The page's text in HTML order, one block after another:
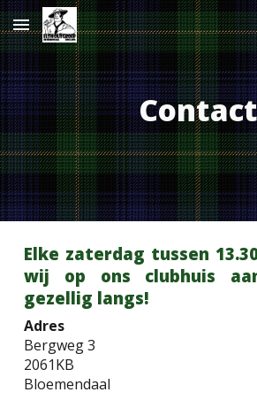
Skip to main content
Contact
Elke zaterdag tussen
wij op ons clubhuis
gezellig langs!
Adres
Bergweg 3
2061KB
Bloemendaal